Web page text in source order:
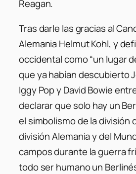
Reagan.
Tras darle las gracias al
Alemania Helmut Kohl, y
occidental como “un lugar
que ya habían descubierto
Iggy Pop y David Bowie
declarar que solo hay un
el simbolismo de la división
división Alemania y del
campos durante la guerra
todo ser humano un